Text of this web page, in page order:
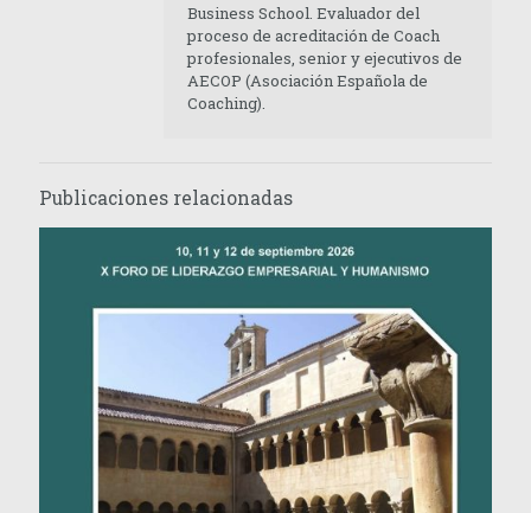
Business School. Evaluador del
proceso de acreditación de Coach
profesionales, senior y ejecutivos de
AECOP (Asociación Española de
Coaching).
Publicaciones relacionadas